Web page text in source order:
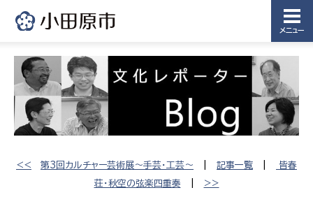
メニュー
<< 第3回カルチャー芸術展〜手芸・工芸〜 記事一覧
皆春
荘・秋空の弦楽四重奏
>>